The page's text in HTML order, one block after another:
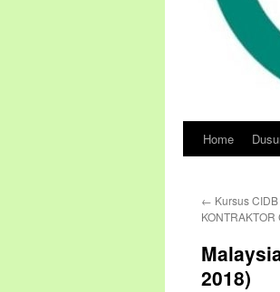
Skip
content
Home
← Kursus
2018)